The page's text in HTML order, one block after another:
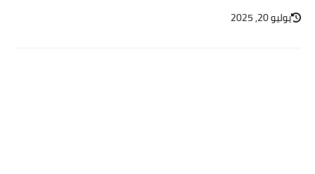
يوليو 20, 2025